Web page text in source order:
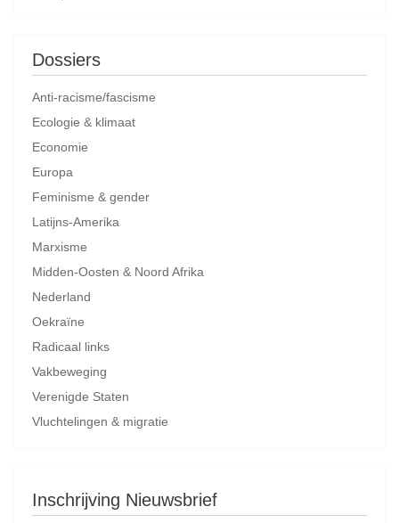
Dossiers
Anti-racisme/fascisme
Ecologie & klimaat
Economie
Europa
Feminisme & gender
Latijns-Amerika
Marxisme
Midden-Oosten & Noord Afrika
Nederland
Oekraïne
Radicaal links
Vakbeweging
Verenigde Staten
Vluchtelingen & migratie
Inschrijving Nieuwsbrief